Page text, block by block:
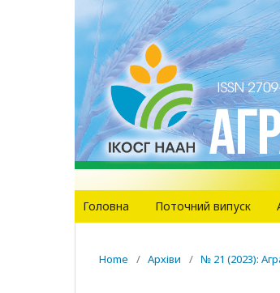
Головна Поточний випуск
Home / Архіви / № 21 (2023):